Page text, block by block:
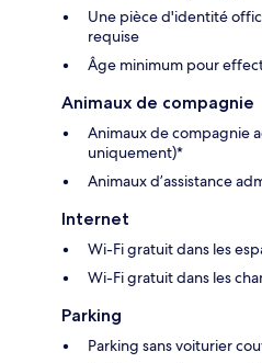
Une pièce d'identité
requise
Âge minimum pour
Animaux de compagnie
Animaux de compagnie
uniquement)*
Animaux d’assistance
Internet
Wi-Fi gratuit dans les
Wi-Fi gratuit dans les
Parking
Parking sans voiturier